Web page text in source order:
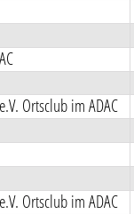
Ortsclub im ADAC
Ortsclub im ADAC